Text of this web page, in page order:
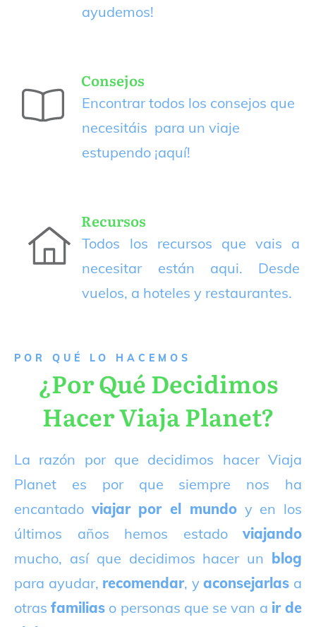
ayudemos!
Consejos
Encontrar todos los consejos que
necesitáis para un viaje
estupendo ¡aquí!
Recursos
Todos los recursos que vais a
necesitar están aqui. Desde
vuelos, a hoteles y restaurantes.
P OR QUÉ LO HACEMOS
¿Por Qué Decidimos
Hacer Viaja Planet?
La razón por que decidimos hacer Viaja
Planet es por que siempre nos ha
encantado viajar por el mundoy en los
últimos años hemos estado viajando
mucho, así que decidimos hacer un blog
para ayudar, recomendar, yaconsejarlas a
otrasfamilias o personas que se van a ir de